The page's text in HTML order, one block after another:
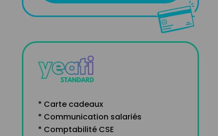
* Carte cadeaux
* Communication salariés
* Comptabilité CSE